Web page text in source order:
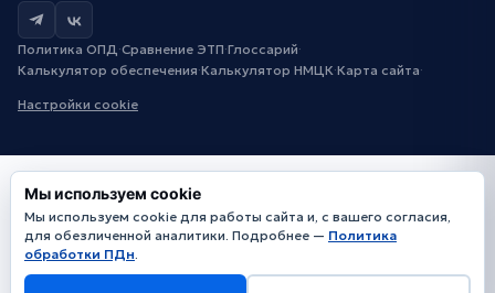
Политика ОПД ·Сравнение ЭТП·Глоссарий·
Калькулятор обеспечения·Калькулятор НМЦК·Карта сайта·
Настройки cookie
Мы используем cookie
Мы используем cookie для работы сайта и, с вашего согласия,
для обезличенной аналитики. Подробнее — Политика
обработки ПДн.